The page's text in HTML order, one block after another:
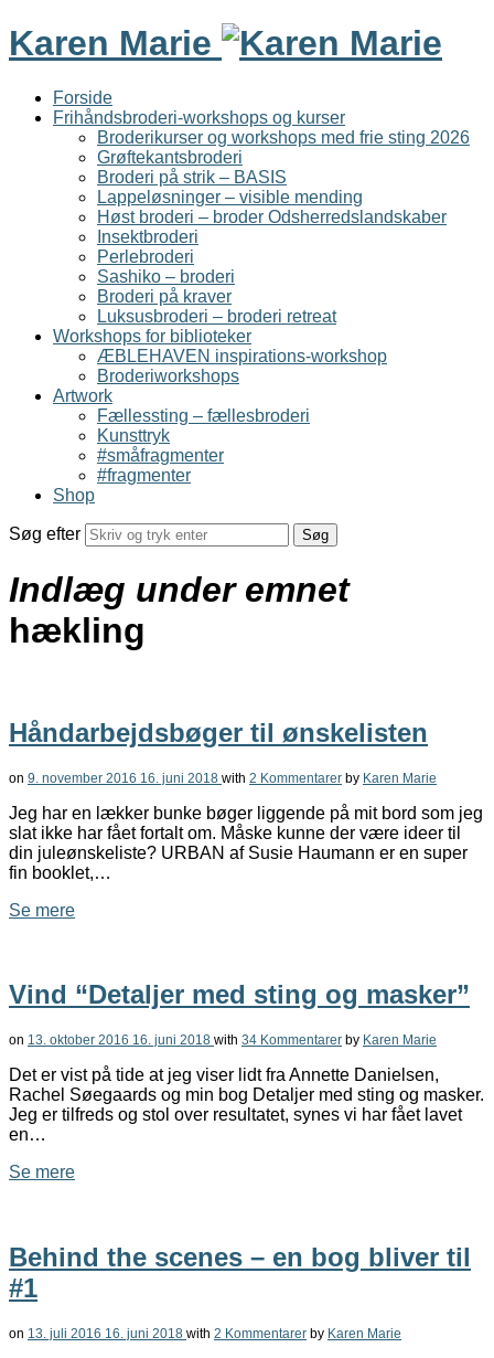
Karen Marie
Forside
Frihåndsbroderi-workshops og kurser
Broderikurser og workshops med frie sting 2026
Grøftekantsbroderi
Broderi på strik – BASIS
Lappeløsninger – visible mending
Høst broderi – broder Odsherredslandskaber
Insektbroderi
Perlebroderi
Sashiko – broderi
Broderi på kraver
Luksusbroderi – broderi retreat
Workshops for biblioteker
ÆBLEHAVEN inspirations-workshop
Broderiworkshops
Artwork
Fællessting – fællesbroderi
Kunsttryk
#småfragmenter
#fragmenter
Shop
Søg efter
Indlæg under emnet
hækling
Håndarbejdsbøger til ønskelisten
on 9. november 2016 16. juni 2018 with 2 Kommentarer by Karen Marie
Jeg har en lækker bunke bøger liggende på mit bord som jeg
slat ikke har fået fortalt om. Måske kunne der være ideer til
din juleønskeliste? URBAN af Susie Haumann er en super
fin booklet,…
Se mere
Vind “Detaljer med sting og masker”
on 13. oktober 2016 16. juni 2018 with 34 Kommentarer by Karen Marie
Det er vist på tide at jeg viser lidt fra Annette Danielsen,
Rachel Søegaards og min bog Detaljer med sting og masker.
Jeg er tilfreds og stol over resultatet, synes vi har fået lavet
en…
Se mere
Behind the scenes – en bog bliver til
#1
on 13. juli 2016 16. juni 2018 with 2 Kommentarer by Karen Marie